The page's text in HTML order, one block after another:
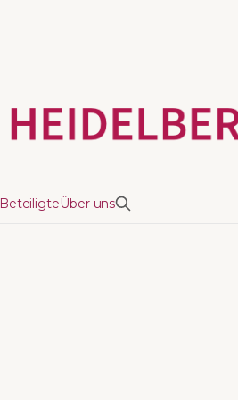
BeteiligteÜber uns